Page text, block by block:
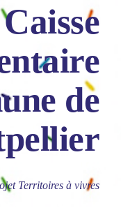
Caisse
de
Territoires à vivres